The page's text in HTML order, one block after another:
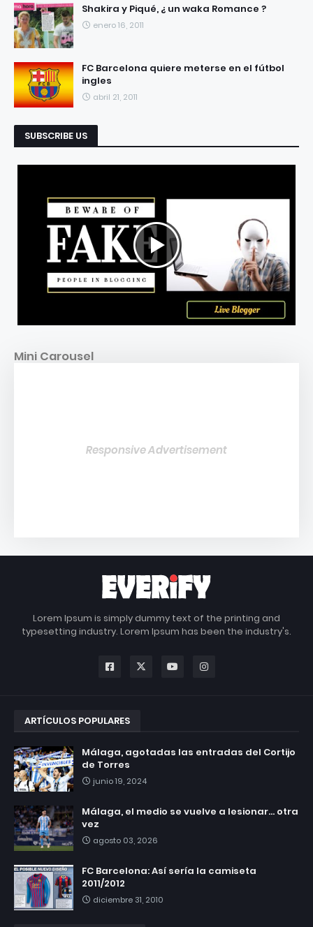
Shakira y Piqué, ¿ un waka Romance ?
enero 16, 2011
FC Barcelona quiere meterse en el fútbol
ingles
abril 21, 2011
SUBSCRIBE US
Mini Carousel
Responsive Advertisement
Lorem Ipsum is simply dummy text of the printing and
typesetting industry. Lorem Ipsum has been the industry's.
ARTÍCULOS POPULARES
Málaga, agotadas las entradas del Cortijo
de Torres
junio 19, 2024
Málaga, el medio se vuelve a lesionar... otra
vez
agosto 03, 2026
FC Barcelona: Así sería la camiseta
2011/2012
diciembre 31, 2010